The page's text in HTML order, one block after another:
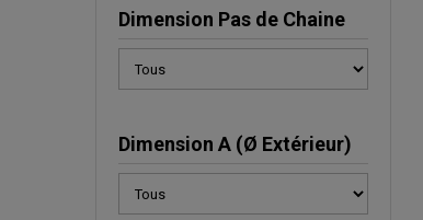
Dimension Pas de Chaine
Dimension A (Ø Extérieur)